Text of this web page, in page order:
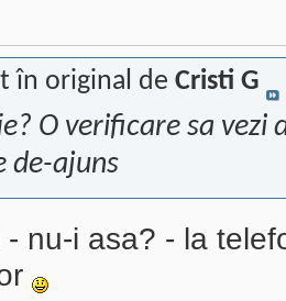
în original de Cristi G
O verificare sa vezi
de-ajuns
- nu-i asa? - la